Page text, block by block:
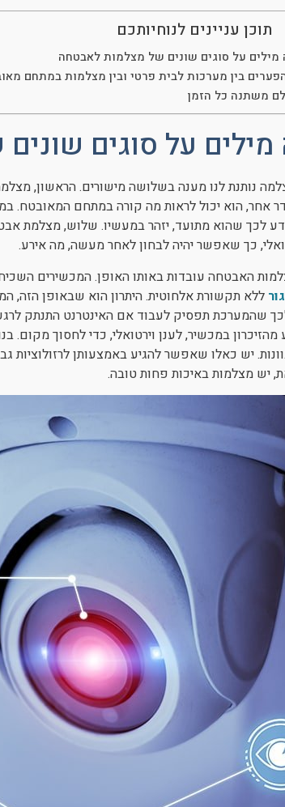
תוכן עניינים לנוחיותכם
מילים על סוגים שונים של מצלמות לאבטחה
בין מערכות לבית פרטי ובין מצלמות במתחם
משתנה כל הזמן
על סוגים
נותנת לנו מענה בשלושה מישורים. הראשון,
אחר, הוא יכול לראות מה קורה במתחם המאובטח.
לכך שהוא מתועד, יזהר במעשיו. שלוש, מצלמת
כך שאפשר יהיה לבחון לאחר מעשה, מה אירע.
האבטחה עובדות באותו האופן. המכשירים
ללא תקשורת אלחוטית. היתרון הוא שבאופן הזה,
שהמערכת תפסיק לעבוד אם האינטרנט התנתק
במכשיר, לענן וירטואלי, כדי לחסוך
יש כאלו שאפשר להגיע באמצעותן
יש מצלמות באיכות פחות טובה.